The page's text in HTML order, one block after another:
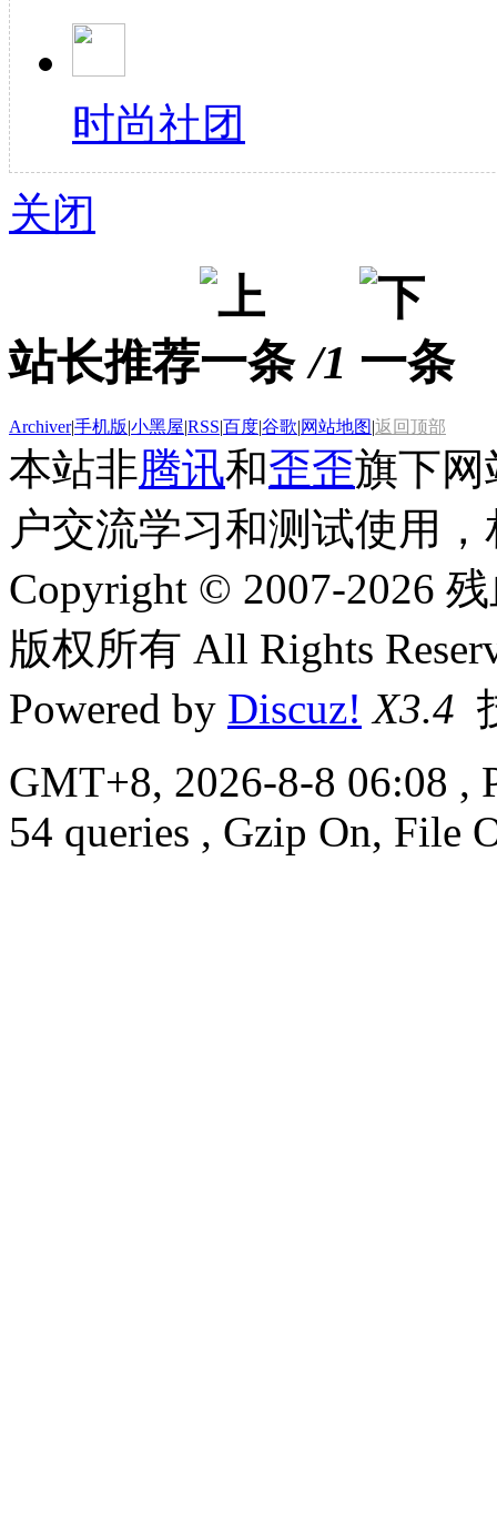
时尚社团
关闭
站长推荐 /1
Archiver|手机版|小黑屋|RSS|百度|谷歌|网站地图|返回顶部
本站非腾讯和歪歪旗下网
户交流学习和测试使用
Copyright © 2007-2026
版权所有 All Rights
Powered by Discuz! X3.4
GMT+8, 2026-8-8 06:08 ,
54 queries , Gzip On, File